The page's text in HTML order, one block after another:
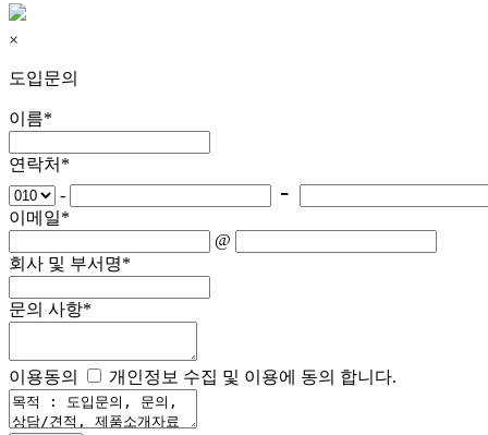
×
도입문의
이름*
연락처 *
-
-
이메일*
@
회사 및 부서명*
문의 사항*
이용동의 개인정보 수집 및 이용에 동의 합니다.